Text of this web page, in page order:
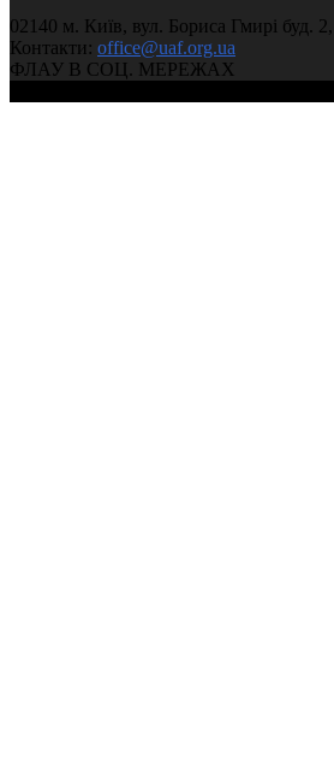
02140 м. Київ, вул. Бориса Гмирі буд.
Контакти: office@uaf.org.ua
ФЛАУ В СОЦ. МЕРЕЖАХ